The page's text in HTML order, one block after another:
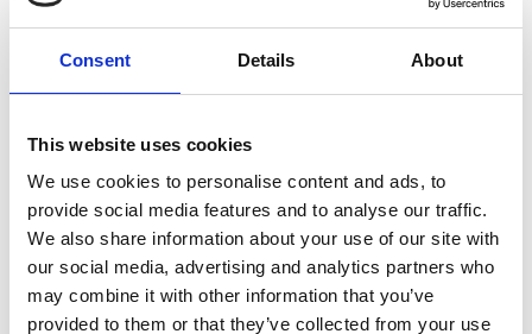
Consent Details About
This website uses cookies
We use cookies to personalise content and ads, to
provide social media features and to analyse our traffic.
We also share information about your use of our site with
our social media, advertising and analytics partners who
may combine it with other information that you’ve
provided to them or that they’ve collected from your use
6 Agosto 2026
Modifica del’utilizzo del gettito dai permessi a
emettere
Repubblica Ceca